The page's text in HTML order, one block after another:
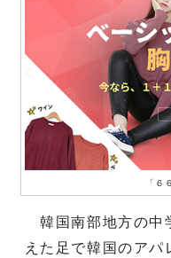
「６
韓国南部地方の中
えた足で韓国のア